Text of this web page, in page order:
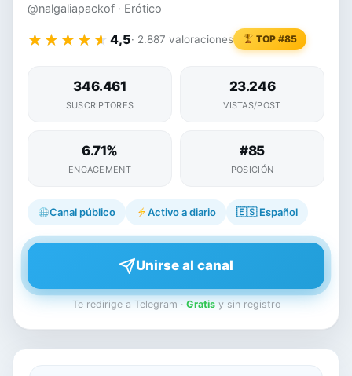
@nalgaliapackof · Erótico
★★★★★
★★★★★ 4,5· 2.887 valoraciones TOP #85
346.461
SUSCRIPTORES
23.246
VISTAS/POST
6.71%
ENGAGEMENT
#85
POSICIÓN
Canal público Activo a diario 🇪🇸Español
Unirse al canal
Te redirige a Telegram · Gratisy sin registro